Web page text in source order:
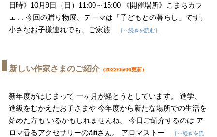
日時》10月9日（日）11:00～15:00 《開催場所》こまちカフ
ェ . . 今回の贈り物展、テーマは「子どもとの暮らし」です。
小さなお子様連れでも、ご家族
［‥続きを読む］
新しい作家さまのご紹介 （2022/05/06更新）
新年度がはじまって 一ヶ月が経とうとしています。 進学、
進級をむかえたお子さまや 今年度から新たな場所での生活を
始めた方も いるかもしれませんね。 今日ご紹介するのは ア
ロマ香るアクセサリーのäitiさん。 アロマストー
［‥続きを読